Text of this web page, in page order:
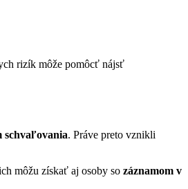
rizík môže pomôcť nájsť
schvaľovania. Práve preto vznikli
môžu získať aj osoby so záznamom v